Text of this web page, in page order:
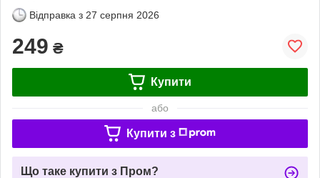
Відправка з 27 серпня 2026
249 ₴
Купити
або
Купити з
Що таке купити з Пром?